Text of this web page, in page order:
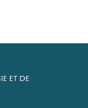
ET DE